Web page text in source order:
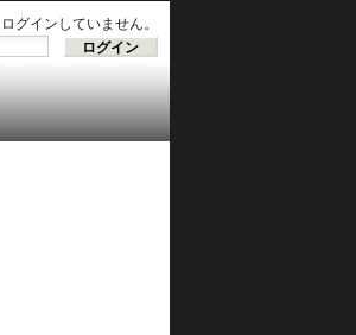
ログインしていません。